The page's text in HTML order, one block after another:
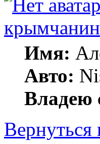
крымчанин
Имя:
Авто:
Владею
Вернуться